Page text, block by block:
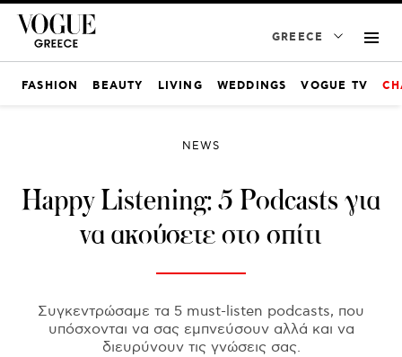
GREECE
FASHION BEAUTY LIVING WEDDINGS VOGUE TV
NEWS
Happy Listening: 5 Podcasts για
να ακούσετε στο σπίτι
Συγκεντρώσαμε τα 5 must-listen podcasts, που
υπόσχονται να σας εμπνεύσουν αλλά και να
διευρύνουν τις γνώσεις σας.